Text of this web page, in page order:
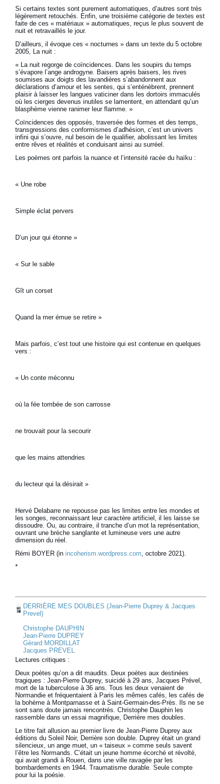
Si certains textes sont purement automatiques, d’autres sont très
légèrement retouchés. Enfin, une troisième catégorie de textes est
faite de ces « matériaux » automatiques, reçus le plus souvent de
nuit et retravaillés le jour.
D’ailleurs, il évoque ces « nocturnes » dans un texte du 5 octobre
2005, La nuit :
« La nuit regorge de coïncidences. Dans les soupirs du temps
s’évapore l’ange androgyne. Baisers après baisers, les rives
soumises aux doigts des lavandières s’abandonnent aux
déclarations d’amour et les sentes, qui s’enténèbrent, prennent
plaisir à laisser les langues vaticiner dans les dortoirs immaculés
où les cierges devenus inutiles se lamentent, en attendant qu’un
blasphème vienne ranimer leur flamme. »
Coïncidences des opposés, traversée des formes et des temps,
transgressions des conformismes d’adhésion, c’est un univers
infini qui s’ouvre, nul besoin de le qualifier, abolissant les limites
entre rêves et réalités et conduisant ainsi au surréel.
Les poèmes ont parfois la nuance et l’intensité racée du haïku :
« Une robe
Simple éclat pervers
D’un jour qui étonne »
« Sur le sable
Gît un corset
Quand la mer émue se retire »
Mais parfois, c’est tout une histoire qui est contenue en quelques
vers :
« Un conte méconnu
où la fée tombée de son carrosse
ne trouvait pour la secourir
que les mains attendries
du lecteur qui la désirait »
Hervé Delabarre ne repousse pas les limites entre les mondes et
les songes, reconnaissant leur caractère artificiel, il les laisse se
dissoudre. Ou, au contraire, il tranche d’un mot la représentation,
ouvrant une brèche sanglante et lumineuse vers une autre
dimension du réel.
Rémi BOYER (inincoherism.wordpress.com, octobre 2021).
*
DERRIÈRE MES DOUBLES (Jean-Pierre Duprey & Jacques
Prevel)
Christophe DAUPHIN
Jean-Pierre DUPREY
Gérard MORDILLAT
Jacques PREVEL
Lectures critiques :
Deux poètes qu’on a dit maudits. Deux poètes aux destinées
tragiques : Jean-Pierre Duprey, suicidé à 29 ans, Jacques Prével,
mort de la tuberculose à 36 ans. Tous les deux venaient de
Normandie et fréquentaient à Paris les mêmes cafés, les cafés de
la bohème à Montparnasse et à Saint-Germain-des-Près. Ils ne se
sont sans doute jamais rencontrés. Christophe Dauphin les
rassemble dans un essai magnifique, Derrière mes doubles.
Le titre fait allusion au premier livre de Jean-Pierre Duprey aux
éditions du Soleil Noir, Derrière son double. Duprey était un grand
silencieux, un ange muet, un « taiseux » comme seuls savent
l’être les Normands. C’était un jeune homme écorché et révolté,
qui avait grandi à Rouen, dans une ville ravagée par les
bombardements en 1944. Traumatisme durable. Seule compte
pour lui la poésie.